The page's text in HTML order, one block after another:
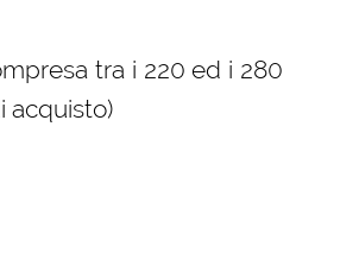
tra i 220 ed i 280
acquisto)